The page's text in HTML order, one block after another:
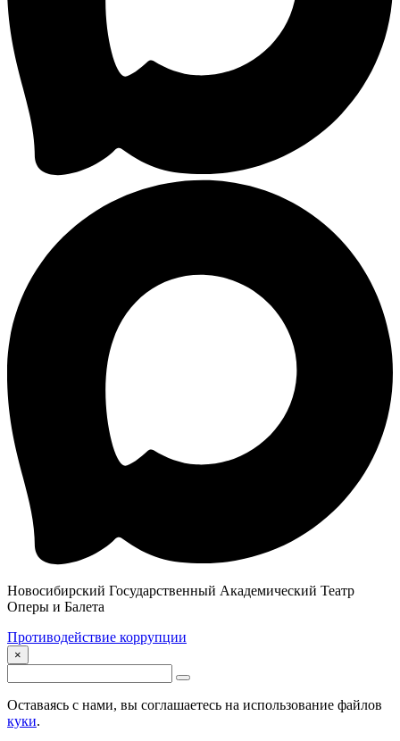
Новосибирский Государственный Академический Театр
Оперы и Балета
Противодействие коррупции
×
Оставаясь с нами, вы соглашаетесь на использование файлов
куки.